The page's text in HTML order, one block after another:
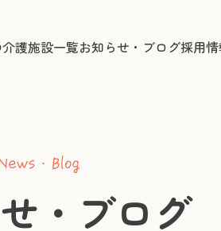
護施設一覧お知らせ・ブログ採用情
シ
・ブログ